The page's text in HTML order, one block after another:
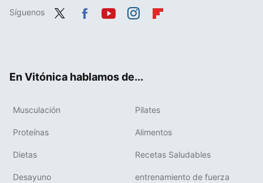
Síguenos
En Vitónica hablamos de...
Musculación Pilates
Proteínas Alimentos
Dietas Recetas Saludables
Desayuno entrenamiento de fuerza